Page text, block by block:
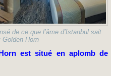
de ce que l’âme d’Istanbul sait
Horn